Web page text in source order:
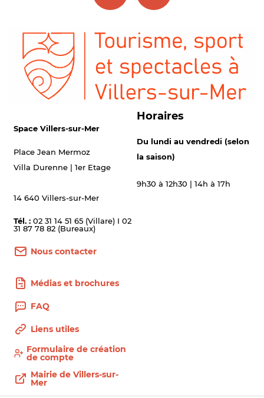
Space Villers-sur-Mer
Place Jean Mermoz
Villa Durenne | 1er Etage
14 640 Villers-sur-Mer
Tél. : 02 31 14 51 65 (Villare) I 02
31 87 78 82 (Bureaux)
Nous contacter
Horaires
Du lundi au vendredi (selon
la saison)
9h30 à 12h30 | 14h à 17h
Médias et brochures
FAQ
Liens utiles
Formulaire de création
de compte
Mairie de Villers-sur-
Mer